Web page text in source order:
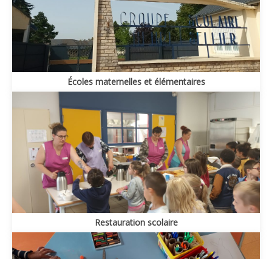
Écoles maternelles et élémentaires
Restauration scolaire